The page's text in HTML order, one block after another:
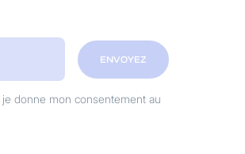
je donne mon consentement au
ENVOYEZ